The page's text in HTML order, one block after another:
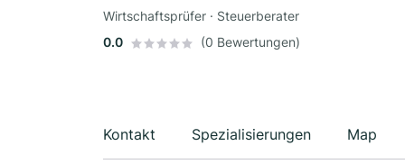
Wirtschaftsprüfer · Steuerberater
0.0
(0 Bewertungen)
Kontakt Spezialisierungen Map